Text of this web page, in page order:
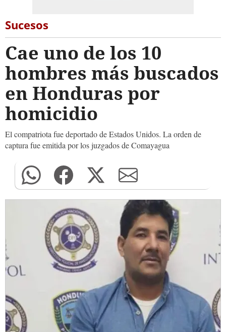
Sucesos
Cae uno de los 10
hombres más buscados
en Honduras por
homicidio
El compatriota fue deportado de Estados Unidos. La orden de
captura fue emitida por los juzgados de Comayagua